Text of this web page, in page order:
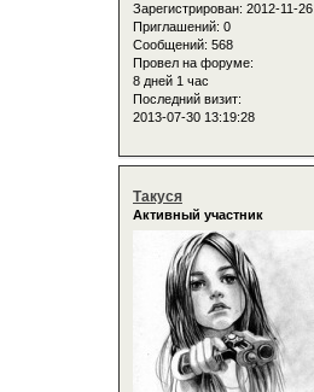
Зарегистрирован: 2012-11-26
Приглашений: 0
Сообщений: 568
Провел на форуме:
8 дней 1 час
Последний визит:
2013-07-30 13:19:28
Такуся
Активный участник